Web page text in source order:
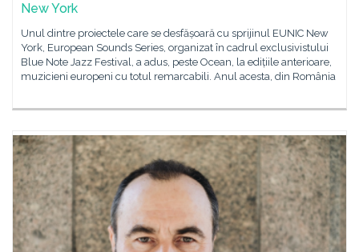
New York
Unul dintre proiectele care se desfășoară cu sprijinul EUNIC New
York, European Sounds Series, organizat în cadrul exclusivistului
Blue Note Jazz Festival, a adus, peste Ocean, la edițiile anterioare,
muzicieni europeni cu totul remarcabili. Anul acesta, din România